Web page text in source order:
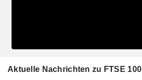
Aktuelle Nachrichten zu FTSE 100